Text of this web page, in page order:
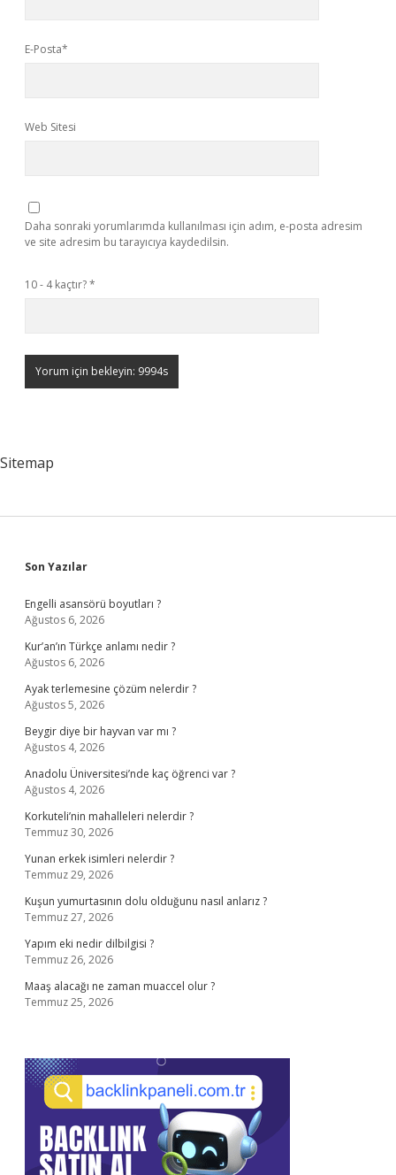
E-Posta*
Web Sitesi
Daha sonraki yorumlarımda kullanılması için adım, e-posta adresim
ve site adresim bu tarayıcıya kaydedilsin.
10 - 4 kaçtır?*
Sitemap
Sidebar
Son Yazılar
Engelli asansörü boyutları ?
Ağustos 6, 2026
Kur’an’ın Türkçe anlamı nedir ?
Ağustos 6, 2026
Ayak terlemesine çözüm nelerdir ?
Ağustos 5, 2026
Beygir diye bir hayvan var mı ?
Ağustos 4, 2026
Anadolu Üniversitesi’nde kaç öğrenci var ?
Ağustos 4, 2026
Korkuteli’nin mahalleleri nelerdir ?
Temmuz 30, 2026
Yunan erkek isimleri nelerdir ?
Temmuz 29, 2026
Kuşun yumurtasının dolu olduğunu nasıl anlarız ?
Temmuz 27, 2026
Yapım eki nedir dilbilgisi ?
Temmuz 26, 2026
Maaş alacağı ne zaman muaccel olur ?
Temmuz 25, 2026